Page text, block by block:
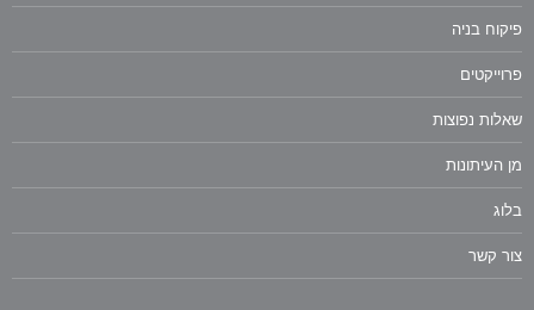
פיקוח בניה
פרוייקטים
שאלות נפוצות
מן העיתונות
בלוג
צור קשר